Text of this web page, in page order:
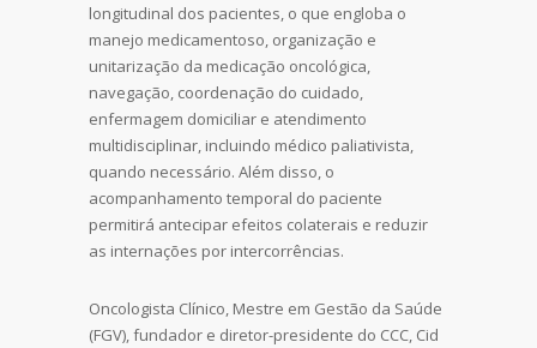
longitudinal dos pacientes, o que engloba o
manejo medicamentoso, organização e
unitarização da medicação oncológica,
navegação, coordenação do cuidado,
enfermagem domiciliar e atendimento
multidisciplinar, incluindo médico paliativista,
quando necessário. Além disso, o
acompanhamento temporal do paciente
permitirá antecipar efeitos colaterais e reduzir
as internações por intercorrências.
Oncologista Clínico, Mestre em Gestão da Saúde
(FGV), fundador e diretor-presidente do CCC, Cid